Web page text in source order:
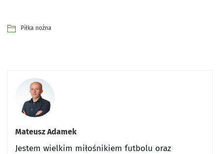
Piłka nożna
Mateusz Adamek
Jestem wielkim miłośnikiem futbolu oraz